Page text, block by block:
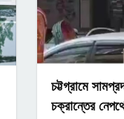
চট্টগ্রামে
চক্রান্তের